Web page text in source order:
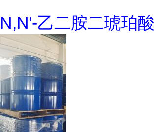
N,N'-乙二胺二琥珀酸